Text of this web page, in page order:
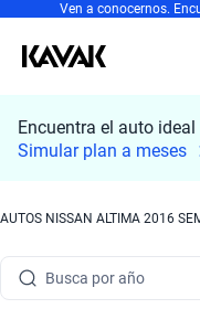
Ven a conocernos.
Encuentra el auto
Simular plan a meses
AUTOS NISSAN ALTIMA 2016
Busca por marca
Busca por año